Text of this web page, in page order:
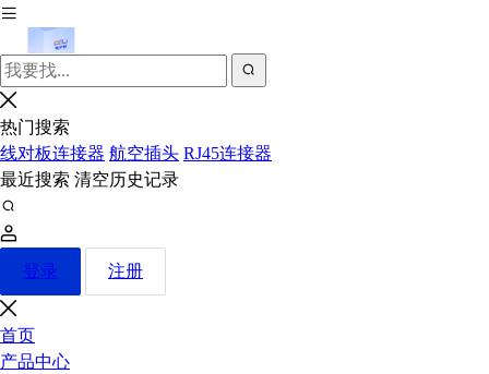
热门搜索
线对板连接器 航空插头 RJ45连接器
最近搜索 清空历史记录
登录 注册
首页
产品中心